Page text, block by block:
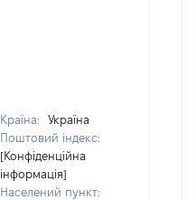
Країна:
Україна
Поштовий індекс:
[Конфіденційна
інформація]
Населений пункт: